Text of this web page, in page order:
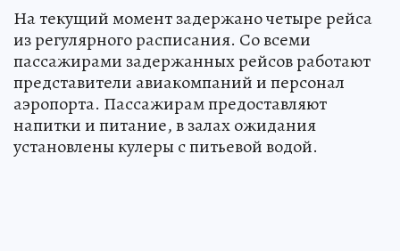
На текущий момент задержано четыре рейса
из регулярного расписания. Со всеми
пассажирами задержанных рейсов работают
представители авиакомпаний и персонал
аэропорта. Пассажирам предоставляют
напитки и питание, в залах ожидания
установлены кулеры с питьевой водой.